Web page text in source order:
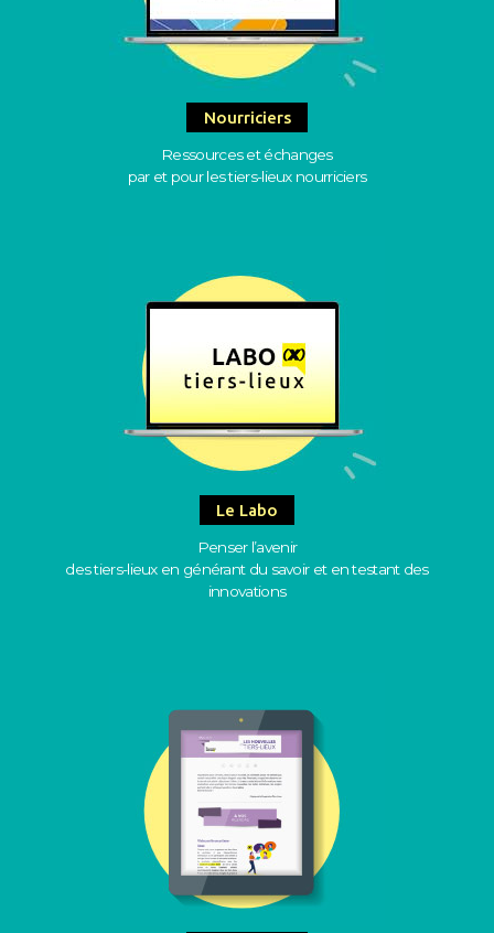
Nourriciers
Ressources et échanges
par et pour les tiers-lieux nourriciers
Le Labo
Penser l’avenir
des tiers-lieux en générant du savoir et en testant des
innovations